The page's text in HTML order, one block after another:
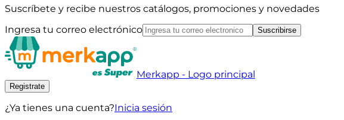
Suscríbete y recibe nuestros catálogos, promociones y novedades
Ingresa tu correo electrónico
Suscribirse
Merkapp - Logo principal
Registrate
¿Ya tienes una cuenta?Inicia sesión